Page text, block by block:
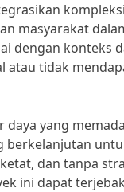
masyarakat
dengan konteks
atau tidak
yang
berkelanjutan
dan tanpa
ini dapat